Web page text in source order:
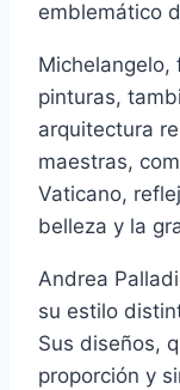
emblemático
Michelangelo,
pinturas,
arquitectura
maestras,
Vaticano,
belleza y la
Andrea
su estilo
Sus diseños,
proporción y